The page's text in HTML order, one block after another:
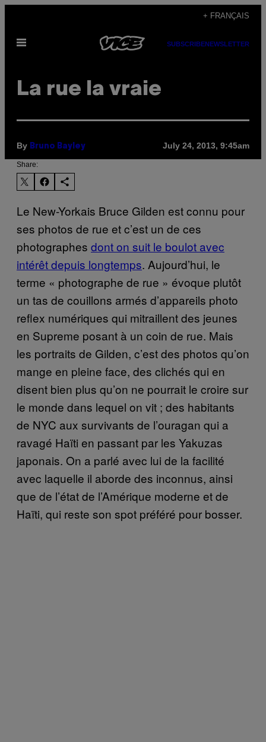
content
+ FRANÇAIS
Open
SUBSCRIBENEWSLETTER
La rue la vraie
By Bruno Bayley July 24, 2013, 9:45am
Share:
Le New-Yorkais Bruce Gilden est connu pour
ses photos de rue et c’est un de ces
photographes dont on suit le boulot avec
intérêt depuis longtemps. Aujourd’hui, le
terme « photographe de rue » évoque plutôt
un tas de couillons armés d’appareils photo
reflex numériques qui mitraillent des jeunes
en Supreme posant à un coin de rue. Mais
les portraits de Gilden, c’est des photos qu’on
mange en pleine face, des clichés qui en
disent bien plus qu’on ne pourrait le croire sur
le monde dans lequel on vit ; des habitants
de NYC aux survivants de l’ouragan qui a
ravagé Haïti en passant par les Yakuzas
japonais. On a parlé avec lui de la facilité
avec laquelle il aborde des inconnus, ainsi
que de l’état de l’Amérique moderne et de
Haïti, qui reste son spot préféré pour bosser.